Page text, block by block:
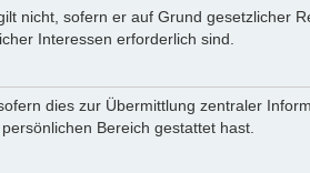
nicht, sofern er auf Grund gesetzlicher
Interessen erforderlich sind.
dies zur Übermittlung zentraler
Bereich gestattet hast.